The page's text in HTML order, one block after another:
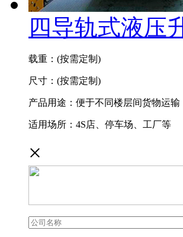
四导轨式液压
载重：(按需定制)
尺寸：(按需定制)
产品用途：便于不同楼层间货物运输
适用场所：4S店、停车场、工厂等
×